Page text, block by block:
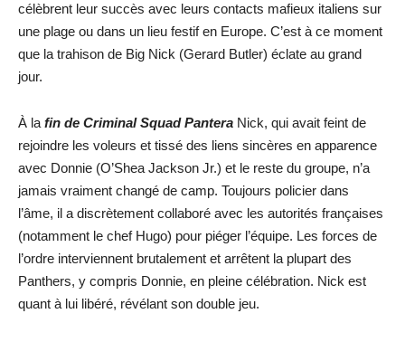
célèbrent leur succès avec leurs contacts mafieux italiens sur
une plage ou dans un lieu festif en Europe. C’est à ce moment
que la trahison de Big Nick (Gerard Butler) éclate au grand
jour.
À la fin de Criminal Squad Pantera Nick, qui avait feint de
rejoindre les voleurs et tissé des liens sincères en apparence
avec Donnie (O’Shea Jackson Jr.) et le reste du groupe, n’a
jamais vraiment changé de camp. Toujours policier dans
l’âme, il a discrètement collaboré avec les autorités françaises
(notamment le chef Hugo) pour piéger l’équipe. Les forces de
l’ordre interviennent brutalement et arrêtent la plupart des
Panthers, y compris Donnie, en pleine célébration. Nick est
quant à lui libéré, révélant son double jeu.